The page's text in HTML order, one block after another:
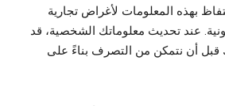
بهذه المعلومات لأغراض تجارية
عند تحديث معلوماتك الشخصية، قد
قبل أن نتمكن من التصرف بناءً على